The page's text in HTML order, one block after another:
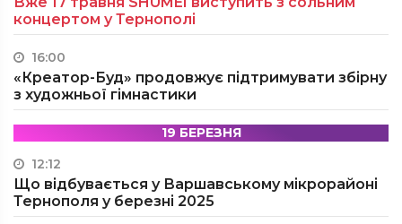
концертом у Тернополі
16:00
«Креатор-Буд» продовжує підтримувати збірну
з художньої гімнастики
19 БЕРЕЗНЯ
12:12
Що відбувається у Варшавському мікрорайоні
Тернополя у березні 2025